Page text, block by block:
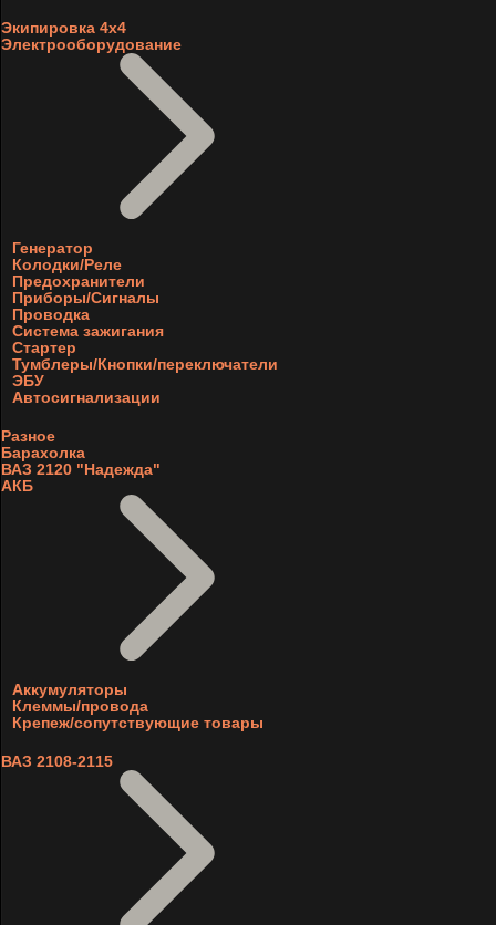
Экипировка 4х4
Электрооборудование
Генератор
Колодки/Реле
Предохранители
Приборы/Сигналы
Проводка
Система зажигания
Стартер
Тумблеры/Кнопки/переключатели
ЭБУ
Автосигнализации
Разное
Барахолка
ВАЗ 2120 "Надежда"
АКБ
Аккумуляторы
Клеммы/провода
Крепеж/сопутствующие товары
ВАЗ 2108-2115